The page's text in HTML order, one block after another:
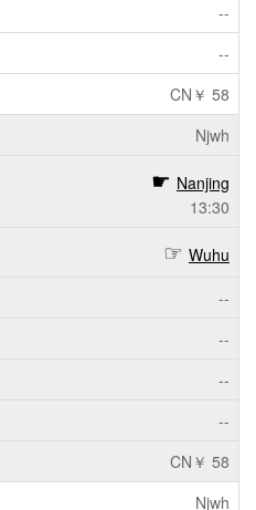
--
--
CN￥ 58
Njwh
Nanjing
13:30
Wuhu
--
--
--
--
CN￥ 58
Njwh